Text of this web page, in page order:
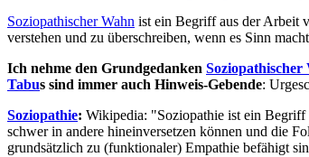
Soziopathischer Wahn ist ein Begriff aus der Arbeit
verstehen und zu überschreiben, wenn es Sinn
Ich nehme den Grundgedanken Soziopathischer
Tabus sind immer auch Hinweis-Gebende:
Soziopathie: Wikipedia: "Soziopathie ist ein
schwer in andere hineinversetzen können und die
grundsätzlich zu (funktionaler) Empathie befähigt